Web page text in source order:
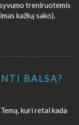
treniruotėmis
kažką sako).
BALSĄ?
kuri retai kada